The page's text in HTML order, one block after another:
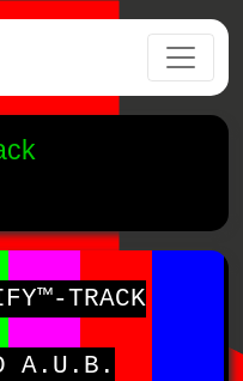
TRACK
A.U.B.